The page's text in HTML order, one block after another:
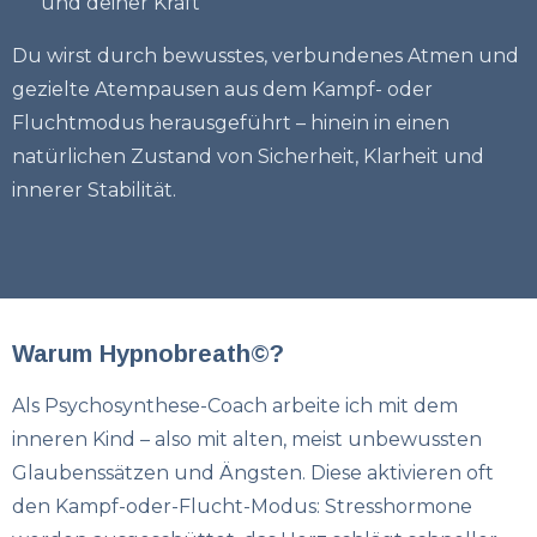
Du wirst durch bewusstes, verbundenes Atmen und
gezielte Atempausen aus dem Kampf- oder
Fluchtmodus herausgeführt – hinein in einen
natürlichen Zustand von Sicherheit, Klarheit und
innerer Stabilität.
Warum Hypnobreath©?
Als Psychosynthese-Coach arbeite ich mit dem
inneren Kind – also mit alten, meist unbewussten
Glaubenssätzen und Ängsten. Diese aktivieren oft
den Kampf-oder-Flucht-Modus: Stresshormone